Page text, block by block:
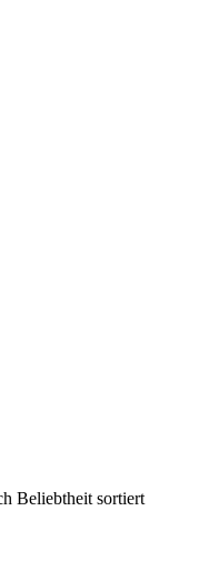
Beliebtheit sortiert